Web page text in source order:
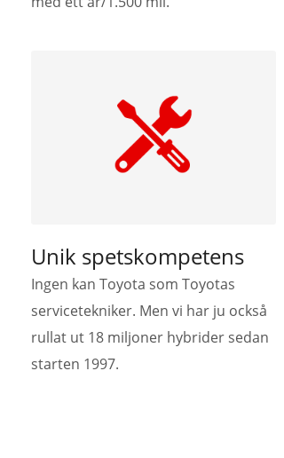
Unik spetskompetens
Ingen kan Toyota som Toyotas
servicetekniker. Men vi har ju också
rullat ut 18 miljoner hybrider sedan
starten 1997.